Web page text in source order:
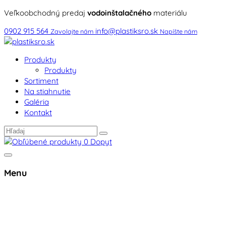
Veľkoobchodný predaj vodoinštalačného materiálu
0902 915 564 Zavolajte nám info@plastiksro.sk Napíšte nám
Produkty
Produkty
Sortiment
Na stiahnutie
Galéria
Kontakt
0 Dopyt
Menu